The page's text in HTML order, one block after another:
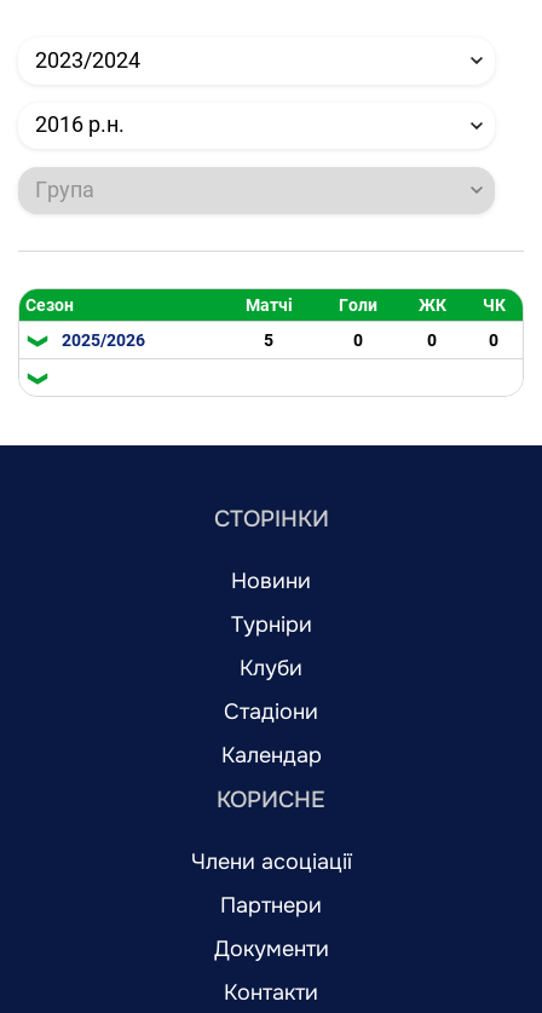
2023/2024
2016 р.н.
Група
Сезон Матчі Голи ЖК
ЧК
2025/2026
5 0 0 0
СТОРІНКИ
Новини
Турніри
Клуби
Стадіони
Календар
КОРИСНЕ
Члени асоціації
Партнери
Документи
Контакти